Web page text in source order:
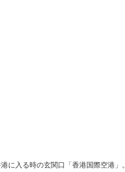
に入る時の玄関口「香港国際空港」。